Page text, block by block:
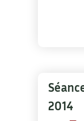
2014